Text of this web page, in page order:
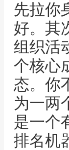
先拉你
好。其
组织活
个核心
态。你
为一两
是一个
排名机